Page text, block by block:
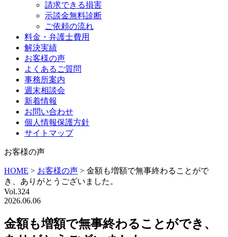
請求できる損害
示談金無料診断
ご依頼の流れ
料金・弁護士費用
解決実績
お客様の声
よくあるご質問
事務所案内
週末相談会
新着情報
お問い合わせ
個人情報保護方針
サイトマップ
お客様の声
HOME > お客様の声 > 金額も増額で無事終わることがで
き、ありがとうございました。
Vol.324
2026.06.06
金額も増額で無事終わることができ、